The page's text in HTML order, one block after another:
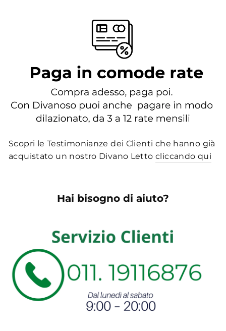
Scopri le Testimonianze dei Clienti che hanno già
acquistato un nostro Divano Lettocliccando qui
Hai bisogno di aiuto?